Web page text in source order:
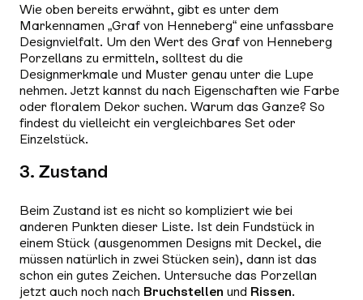
Wie oben bereits erwähnt, gibt es unter dem
Markennamen „Graf von Henneberg“ eine unfassbare
Designvielfalt. Um den Wert des Graf von Henneberg
Porzellans zu ermitteln, solltest du die
Designmerkmale und Muster genau unter die Lupe
nehmen. Jetzt kannst du nach Eigenschaften wie Farbe
oder floralem Dekor suchen. Warum das Ganze? So
findest du vielleicht ein vergleichbares Set oder
Einzelstück.
3. Zustand
Beim Zustand ist es nicht so kompliziert wie bei
anderen Punkten dieser Liste. Ist dein Fundstück in
einem Stück (ausgenommen Designs mit Deckel, die
müssen natürlich in zwei Stücken sein), dann ist das
schon ein gutes Zeichen. Untersuche das Porzellan
jetzt auch noch nach Bruchstellen und Rissen.